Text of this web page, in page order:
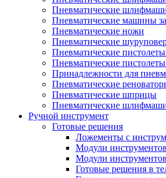
Пневматические
Пневматические машины
Пневматические ножи
Пневматические
Пневматические
Пневматические
Принадлежности для
Пневматические
Пневматические шприцы
Пневматические
Ручной инструмент
Готовые решения
Ложементы с
Модули
Модули
Готовые решения в